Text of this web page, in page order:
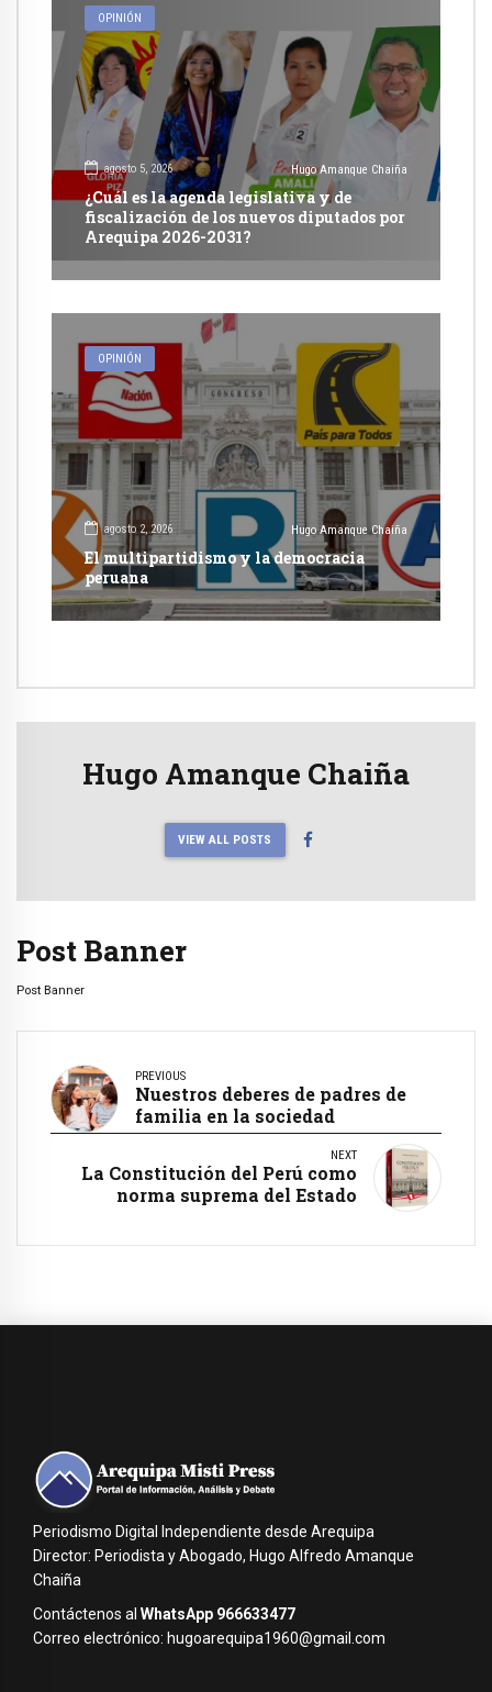
OPINIÓN
agosto 5, 2026 Hugo Amanque Chaiña
¿Cuál es la agenda legislativa y de
fiscalización de los nuevos diputados por
Arequipa 2026-2031?
OPINIÓN
agosto 2, 2026 Hugo Amanque Chaiña
El multipartidismo y la democracia
peruana
Hugo Amanque Chaiña
VIEW ALL POSTS
Post Banner
Post Banner
PREVIOUS
Nuestros deberes de padres de
familia en la sociedad
NEXT
La Constitución del Perú como
norma suprema del Estado
Periodismo Digital Independiente desde Arequipa
Director: Periodista y Abogado, Hugo Alfredo Amanque
Chaiña
Contáctenos al WhatsApp 966633477
Correo electrónico: hugoarequipa1960@gmail.com